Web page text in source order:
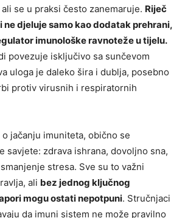
se u praksi često zanemaruje. Riječ
ne djeluje samo kao dodatak prehrani,
imunološke ravnoteže u tijelu.
povezuje isključivo sa sunčevom
uloga je daleko šira i dublja, posebno
protiv virusnih i respiratornih
o jačanju imuniteta, obično se
savjete: zdrava ishrana, dovoljno sna,
stresa. Sve su to važni
ali bez jednog ključnog
mogu ostati nepotpuni. Stručnjaci
da imuni sistem ne može pravilno